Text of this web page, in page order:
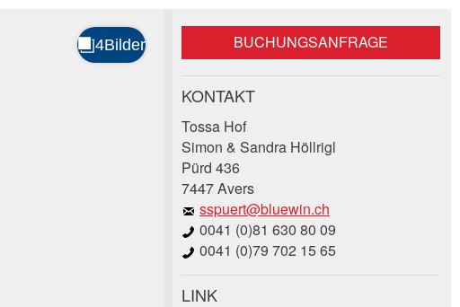
BUCHUNGSANFRAGE
KONTAKT
Tossa Hof
Simon & Sandra Höllrigl
Pürd 436
7447 Avers
sspuert@bluewin.ch
0041 (0)81 630 80 09
0041 (0)79 702 15 65
LINK